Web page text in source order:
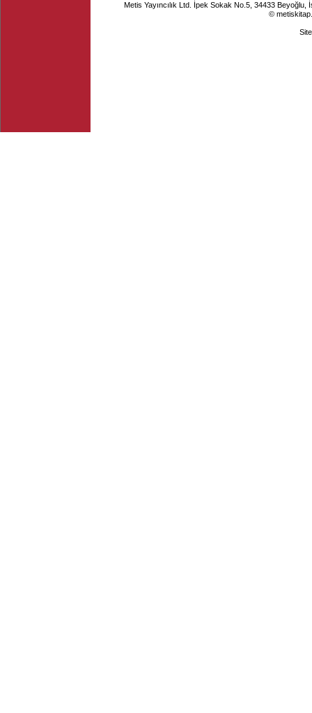
Metis Yayıncılık Ltd. İpek Sokak No.5, 34433
©